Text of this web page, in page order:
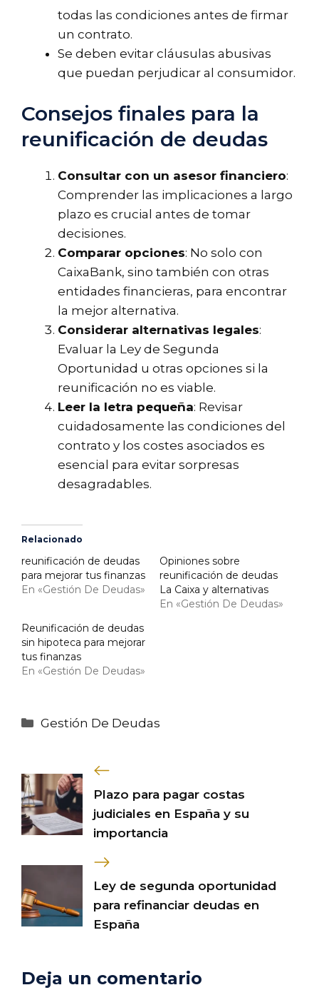
todas las condiciones antes de firmar
un contrato.
Se deben evitar cláusulas abusivas
que puedan perjudicar al consumidor.
Consejos finales para la
reunificación de deudas
Consultar con un asesor financiero:
Comprender las implicaciones a largo
plazo es crucial antes de tomar
decisiones.
Comparar opciones: No solo con
CaixaBank, sino también con otras
entidades financieras, para encontrar
la mejor alternativa.
Considerar alternativas legales:
Evaluar la Ley de Segunda
Oportunidad u otras opciones si la
reunificación no es viable.
Leer la letra pequeña: Revisar
cuidadosamente las condiciones del
contrato y los costes asociados es
esencial para evitar sorpresas
desagradables.
Relacionado
reunificación de deudas
para mejorar tus finanzas
En «Gestión De Deudas»
Opiniones sobre
reunificación de deudas
La Caixa y alternativas
En «Gestión De Deudas»
Reunificación de deudas
sin hipoteca para mejorar
tus finanzas
En «Gestión De Deudas»
Categorías
Gestión De Deudas
Plazo para pagar costas
judiciales en España y su
importancia
Ley de segunda oportunidad
para refinanciar deudas en
España
Deja un comentario